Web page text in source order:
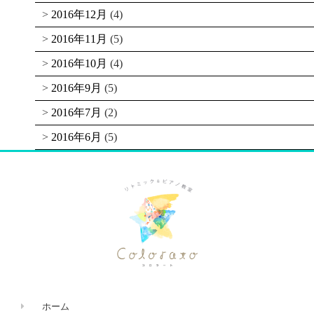
2016年12月 (4)
2016年11月 (5)
2016年10月 (4)
2016年9月 (5)
2016年7月 (2)
2016年6月 (5)
ホーム